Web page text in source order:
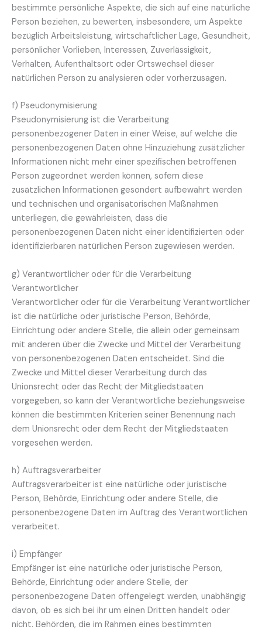
bestimmte persönliche Aspekte, die sich auf eine natürliche
Person beziehen, zu bewerten, insbesondere, um Aspekte
bezüglich Arbeitsleistung, wirtschaftlicher Lage, Gesundheit,
persönlicher Vorlieben, Interessen, Zuverlässigkeit,
Verhalten, Aufenthaltsort oder Ortswechsel dieser
natürlichen Person zu analysieren oder vorherzusagen.
f) Pseudonymisierung
Pseudonymisierung ist die Verarbeitung
personenbezogener Daten in einer Weise, auf welche die
personenbezogenen Daten ohne Hinzuziehung zusätzlicher
Informationen nicht mehr einer spezifischen betroffenen
Person zugeordnet werden können, sofern diese
zusätzlichen Informationen gesondert aufbewahrt werden
und technischen und organisatorischen Maßnahmen
unterliegen, die gewährleisten, dass die
personenbezogenen Daten nicht einer identifizierten oder
identifizierbaren natürlichen Person zugewiesen werden.
g) Verantwortlicher oder für die Verarbeitung
Verantwortlicher
Verantwortlicher oder für die Verarbeitung Verantwortlicher
ist die natürliche oder juristische Person, Behörde,
Einrichtung oder andere Stelle, die allein oder gemeinsam
mit anderen über die Zwecke und Mittel der Verarbeitung
von personenbezogenen Daten entscheidet. Sind die
Zwecke und Mittel dieser Verarbeitung durch das
Unionsrecht oder das Recht der Mitgliedstaaten
vorgegeben, so kann der Verantwortliche beziehungsweise
können die bestimmten Kriterien seiner Benennung nach
dem Unionsrecht oder dem Recht der Mitgliedstaaten
vorgesehen werden.
h) Auftragsverarbeiter
Auftragsverarbeiter ist eine natürliche oder juristische
Person, Behörde, Einrichtung oder andere Stelle, die
personenbezogene Daten im Auftrag des Verantwortlichen
verarbeitet.
i) Empfänger
Empfänger ist eine natürliche oder juristische Person,
Behörde, Einrichtung oder andere Stelle, der
personenbezogene Daten offengelegt werden, unabhängig
davon, ob es sich bei ihr um einen Dritten handelt oder
nicht. Behörden, die im Rahmen eines bestimmten